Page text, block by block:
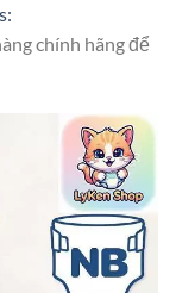
chính hãng để